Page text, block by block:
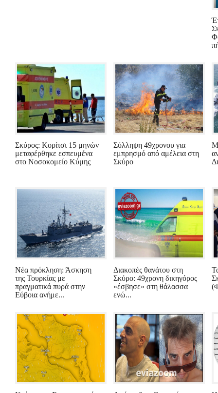
Σκύρος: Κορίτσι 15 μηνών
μεταφέρθηκε εσπευμένα
στο Νοσοκομείο Κύμης
Σύλληψη 49χρονου για
εμπρησμό από αμέλεια στη
Σκύρο
Νέα πρόκληση: Άσκηση
της Τουρκίας με
πραγματικά πυρά στην
Εύβοια ανήμε...
Διακοπές θανάτου στη
Σκύρο: 49χρονη δικηγόρος
«έσβησε» στη θάλασσα
ενώ...